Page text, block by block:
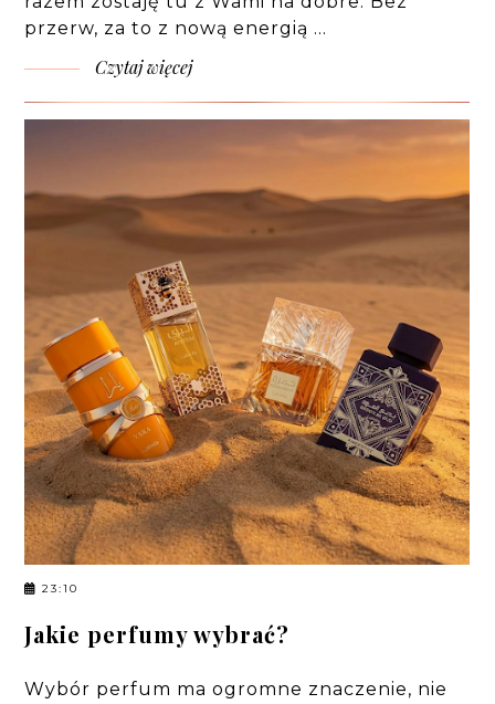
przerw, za to z nową energią …
Czytaj więcej
23:10
Jakie perfumy wybrać?
Wybór perfum ma ogromne znaczenie, nie